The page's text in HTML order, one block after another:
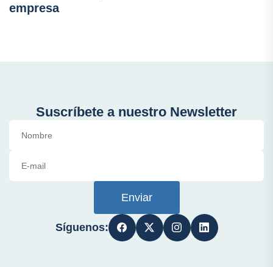
empresa
Suscríbete a nuestro Newsletter
Enviar
Síguenos: